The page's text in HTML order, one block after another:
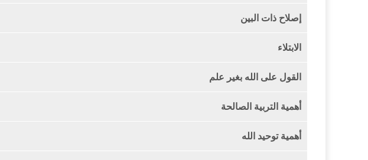
إصلاح ذات البين
الابتلاء
القول على الله بغير علم
أهمية التربية الصالحة
أهمية توحيد الله